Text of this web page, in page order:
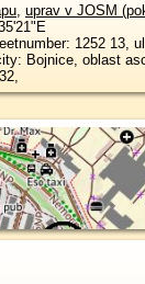
, uprav v JOSM
1252 13,
Bojnice, oblast